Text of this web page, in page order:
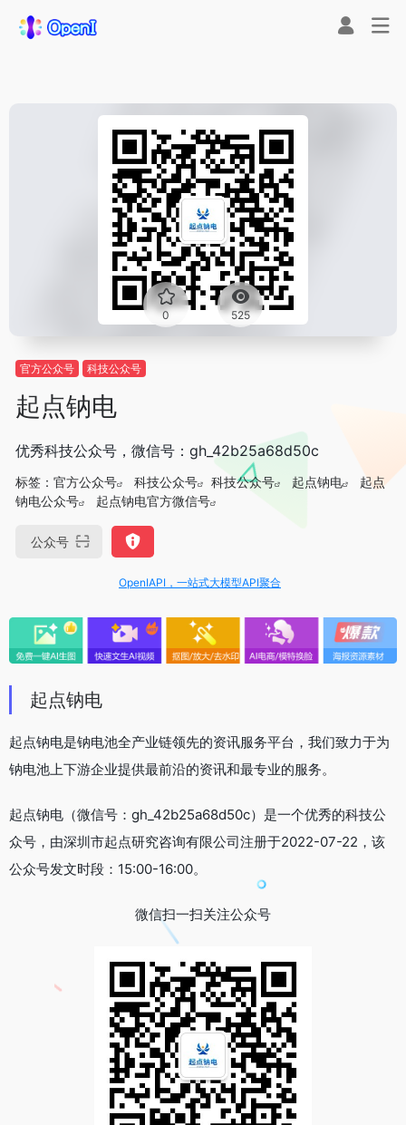
0 525
官方公众号 科技公众号
起点钠电
优秀科技公众号，微信号：gh_42b25a68d50c
标签： 官方公众号 科技公众号 科技公众号 起点钠电
起点
钠电公众号
起点钠电官方微信号
公众号
OpenIAPI，一站式大模型API聚合平台
起点钠电
起点钠电是钠电池全产业链领先的资讯服务平台，我们致力于为
钠电池上下游企业提供最前沿的资讯和最专业的服务。
起点钠电（微信号：gh_42b25a68d50c）是一个优秀的科技公
众号，由深圳市起点研究咨询有限公司注册于2022-07-22，该
公众号发文时段：15:00-16:00。
微信扫一扫关注公众号